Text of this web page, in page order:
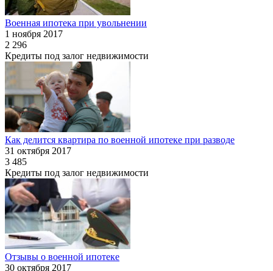
Военная ипотека при увольнении
1 ноября 2017
2 296
Кредиты под залог недвижимости
Как делится квартира по военной ипотеке при разводе
31 октября 2017
3 485
Кредиты под залог недвижимости
Отзывы о военной ипотеке
30 октября 2017